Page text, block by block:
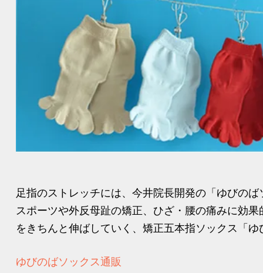
足指のストレッチには、今井院長開発の「ゆびの
スポーツや外反母趾の矯正、ひざ・腰の痛みに効
をきちんと伸ばしていく、矯正五本指ソックス「
ゆびのばソックス通販